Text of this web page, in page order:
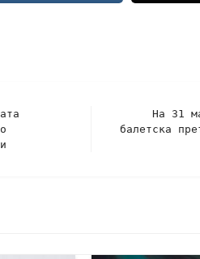
На 31
балетска